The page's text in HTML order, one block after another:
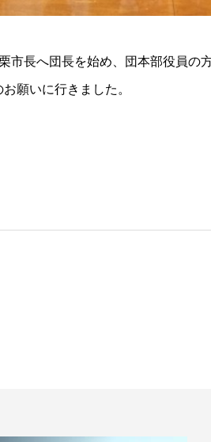
市長へ団長を始め、団本部役員の
願いに行きました。